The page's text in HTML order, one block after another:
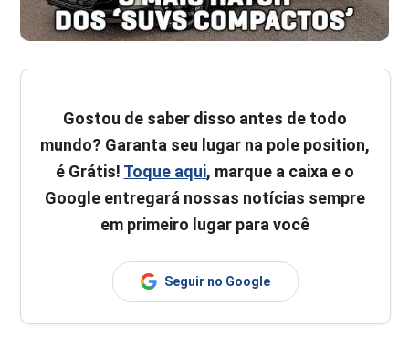
Gostou de saber disso antes de todo
mundo? Garanta seu lugar na pole position,
é Grátis! Toque aqui, marque a caixa e o
Google entregará nossas notícias sempre
em primeiro lugar para você
Seguir no Google